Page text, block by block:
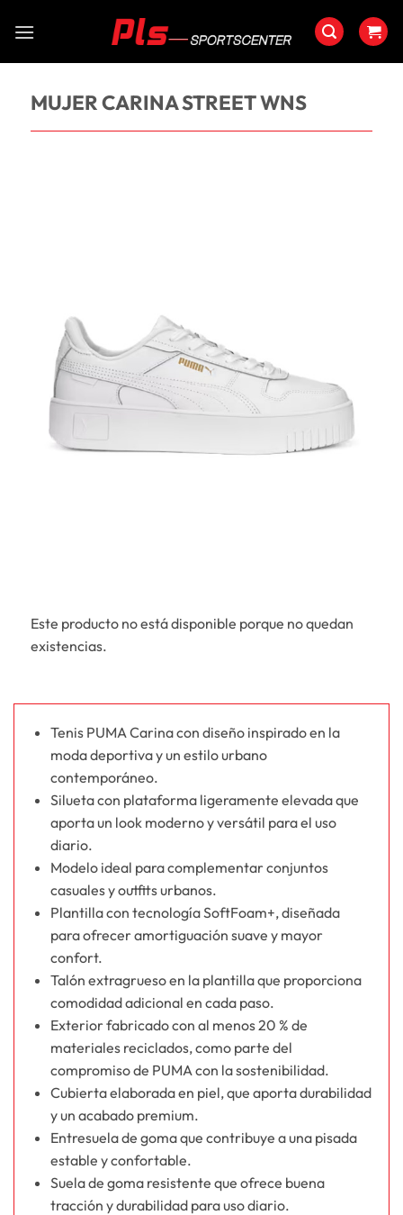
MUJER CARINA STREET WNS
Este producto no está disponible porque no quedan
existencias.
Tenis PUMA Carina con diseño inspirado en la
moda deportiva y un estilo urbano
contemporáneo.
Silueta con plataforma ligeramente elevada que
aporta un look moderno y versátil para el uso
diario.
Modelo ideal para complementar conjuntos
casuales y outfits urbanos.
Plantilla con tecnología SoftFoam+, diseñada
para ofrecer amortiguación suave y mayor
confort.
Talón extragrueso en la plantilla que proporciona
comodidad adicional en cada paso.
Exterior fabricado con al menos 20 % de
materiales reciclados, como parte del
compromiso de PUMA con la sostenibilidad.
Cubierta elaborada en piel, que aporta durabilidad
y un acabado premium.
Entresuela de goma que contribuye a una pisada
estable y confortable.
Suela de goma resistente que ofrece buena
tracción y durabilidad para uso diario.